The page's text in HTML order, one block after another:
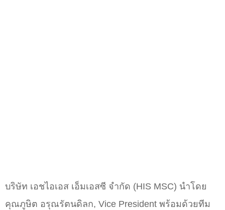
บริษัท เอชไอเอส เอ็มเอสซี จำกัด (HIS MSC) นำโดย
คุณภูษิต อรุณรัตนดิลก, Vice President พร้อมด้วยทีม